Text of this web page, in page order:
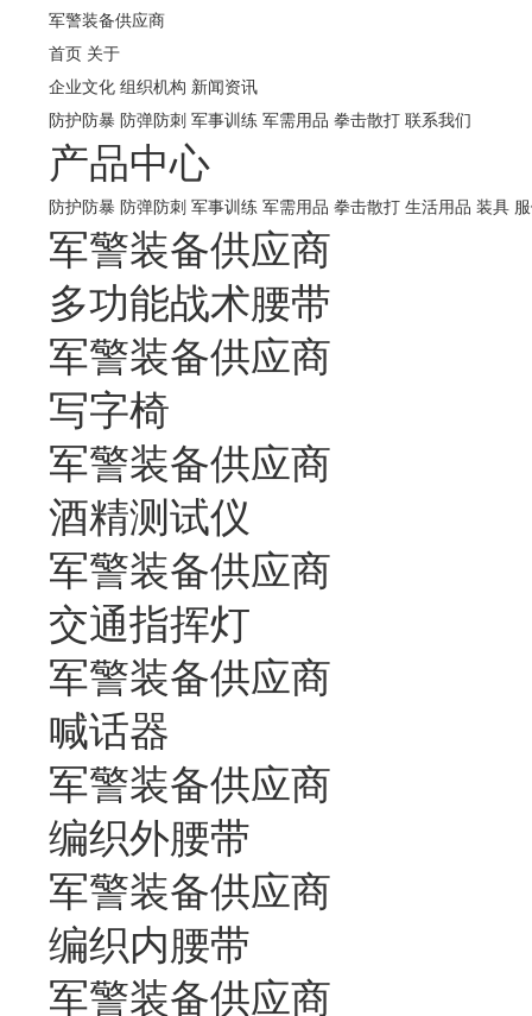
军警装备供应商
首页 关于
企业文化 组织机构 新闻资讯
防护防暴 防弹防刺 军事训练 军需用品 拳击散打 联系我们
产品中心
防护防暴 防弹防刺 军事训练 军需用品 拳击散打 生活用品 装具
军警装备供应商
多功能战术腰带
军警装备供应商
写字椅
军警装备供应商
酒精测试仪
军警装备供应商
交通指挥灯
军警装备供应商
喊话器
军警装备供应商
编织外腰带
军警装备供应商
编织内腰带
军警装备供应商